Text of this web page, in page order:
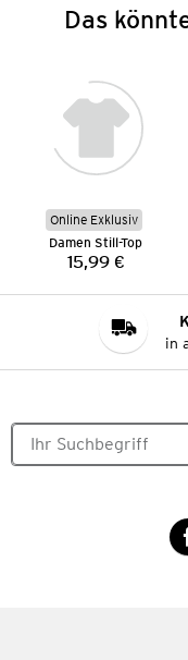
Das
Online Exklusiv
Damen Still-Top
Preis:
15,99 €
in